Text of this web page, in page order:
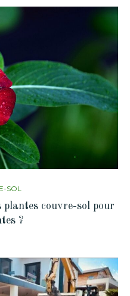
SOL
plantes couvre-sol pour
?